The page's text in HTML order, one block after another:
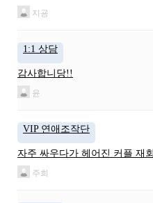
지굥
1:1 상담
감사합니당!!
윤
VIP 연애조작단
자주 싸우다가 헤어진 커플 재회
주희